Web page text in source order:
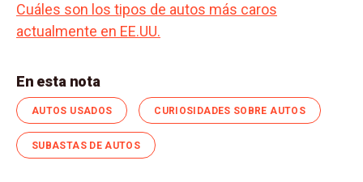
Cuáles son los tipos de autos más caros
actualmente en EE.UU.
En esta nota
AUTOS USADOS CURIOSIDADES SOBRE AUTOS
SUBASTAS DE AUTOS